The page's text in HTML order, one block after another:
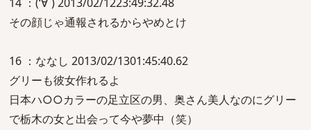
その顔じゃ通報されるからやめとけ
16 ：ななし 2013/02/1301:45:40.62
グリーも彼女作れるよ
日本ハ○○カラーの足立区の男、奥さん美人なのにグリー
で栃木の女と出会って今や夢中（笑）